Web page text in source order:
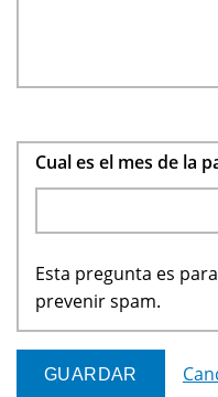
Cual es el mes de la
Esta pregunta es
prevenir spam.